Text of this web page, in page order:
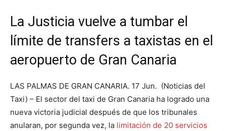
La Justicia vuelve a tumbar el
límite de transfers a taxistas en el
aeropuerto de Gran Canaria
LAS PALMAS DE GRAN CANARIA. 17 Jun. (Noticias del
Taxi) – El sector del taxi de Gran Canaria ha logrado una
nueva victoria judicial después de que los tribunales
anularan, por segunda vez, la limitación de 20 servicios